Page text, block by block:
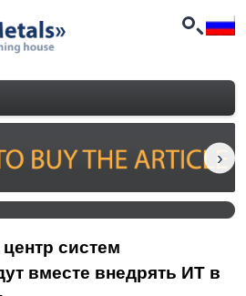
систем
вместе внедрять ИТ в